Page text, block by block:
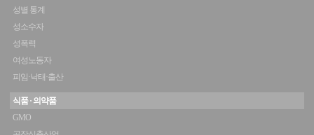
성별 통계
성소수자
성폭력
여성노동자
피임·낙태·출산
식품 · 의약품
GMO